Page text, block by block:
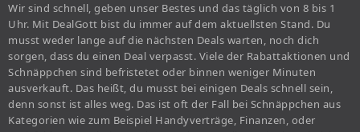
Wir sind schnell, geben unser Bestes und das täglich von 8 bis 1
Uhr. Mit DealGott bist du immer auf dem aktuellsten Stand. Du
musst weder lange auf die nächsten Deals warten, noch dich
sorgen, dass du einen Deal verpasst. Viele der Rabattaktionen und
Schnäppchen sind befristetet oder binnen weniger Minuten
ausverkauft. Das heißt, du musst bei einigen Deals schnell sein,
denn sonst ist alles weg. Das ist oft der Fall bei Schnäppchen aus
Kategorien wie zum Beispiel Handyverträge, Finanzen, oder